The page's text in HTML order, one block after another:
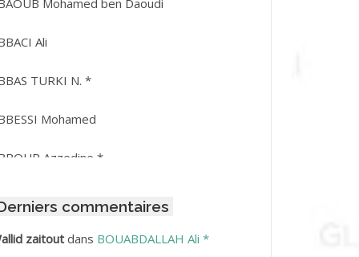
Ali
TURKI N. *
Mohamed
Azzedine *
Amar
Hamid
commentaires
zaitoutdans BOUABDALLAH Ali *